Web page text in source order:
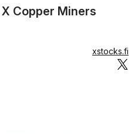
Copper Miners
xstocks.fi